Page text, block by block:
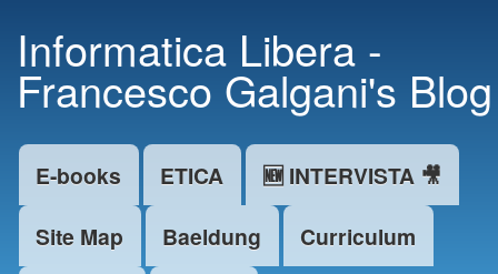
main
content
Informatica Libera -
Francesco Galgani's Blog
Main menu
E-books ETICA
🆕 INTERVISTA 🎥
Site Map
Baeldung
Curriculum